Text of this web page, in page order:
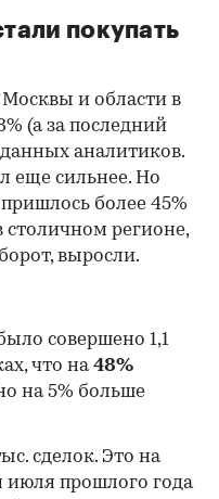
покупать
и области в
(а за последний
аналитиков.
еще сильнее. Но
более 45%
столичном регионе,
выросли.
совершено 1,1
что на48%
на 5% больше
сделок. Это на
июля прошлого года